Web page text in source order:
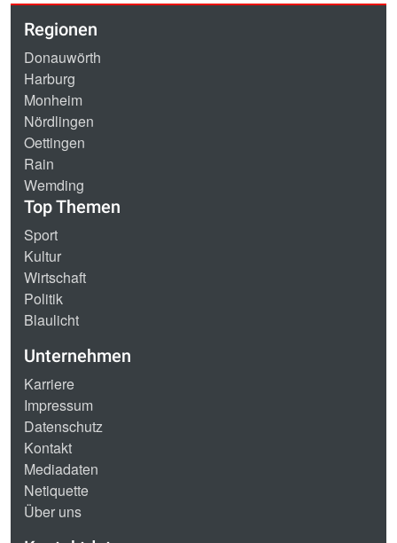
Regionen
Donauwörth
Harburg
Monheim
Nördlingen
Oettingen
Rain
Wemding
Top Themen
Sport
Kultur
Wirtschaft
Politik
Blaulicht
Unternehmen
Karriere
Impressum
Datenschutz
Kontakt
Mediadaten
Netiquette
Über uns